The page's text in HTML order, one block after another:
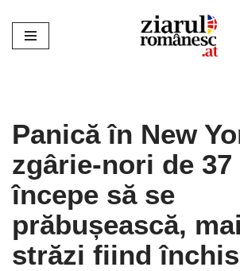
Sari
Panică în New
zgârie-nori de 37
începe să se
prăbușească,
străzi fiind